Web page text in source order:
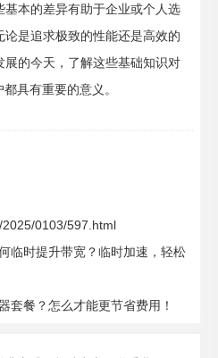
本的差异有助于企业或个人选
是追求极致的性能还是高效的
的今天，了解这些基础知识对
具有重要的意义。
0103/597.html
临时提升带宽？临时加速，轻松
套餐？怎么才能更节省费用！